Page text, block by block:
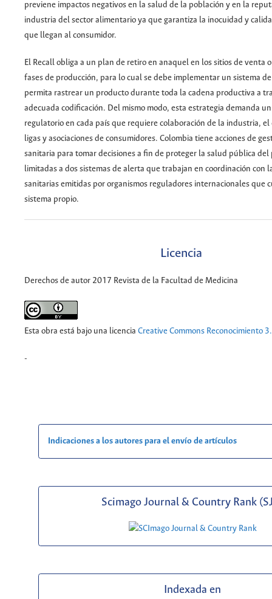
previene impactos negativos en la salud de la población y en la
industria del sector alimentario ya que garantiza la inocuidad y
que llegan al consumidor.
El Recall obliga a un plan de retiro en anaquel en los sitios de venta
fases de producción, para lo cual se debe implementar un sistema
permita rastrear un producto durante toda la cadena productiva a
adecuada codificación. Del mismo modo, esta estrategia demanda
regulatorio en cada país que requiere colaboración de la industria, el
ligas y asociaciones de consumidores. Colombia tiene acciones de
sanitaria para tomar decisiones a fin de proteger la salud pública del
limitadas a dos sistemas de alerta que trabajan en coordinación con
sanitarias emitidas por organismos reguladores internacionales que
sistema propio.
Licencia
Derechos de autor 2017 Revista de la Facultad de Medicina
Esta obra está bajo una licencia Creative Commons Reconocimiento
-
Indicaciones a los autores para el envío de artículos
Scimago Journal & Country Rank
Indexada en